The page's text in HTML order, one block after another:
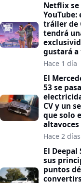
Netflix se
YouTube:
tráiler de
tendrá
gustará a
Hace 1 día
El
53 se
CV y un
que solo
altavoces
Hace 2 días
El Deepal
sus
puntos